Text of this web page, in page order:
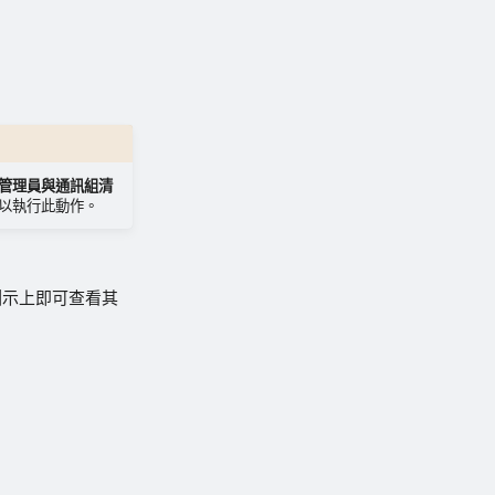
理員與通訊組清
執行此動作。
上即可查看其